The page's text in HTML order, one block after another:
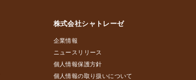
株式会社シャトレーゼ
企業情報
ニュースリリース
個人情報保護方針
個人情報の取り扱いについて